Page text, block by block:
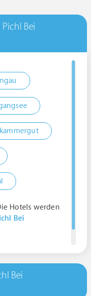
Bei
Hotels werden
Bei
Bei